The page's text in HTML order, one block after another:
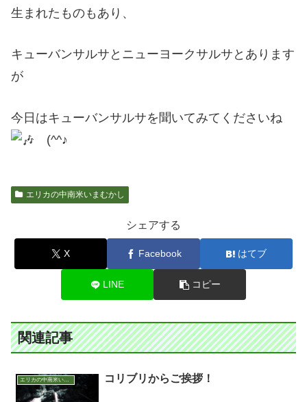
生まれたものもあり、
キューバンサルサとニューヨークサルサとあります
が
今日はキューバンサルサを聞いてみてくださいね
(^^♪
エリカの中南米いまむかし
シェアする
X Facebook はてブ
LINE コピー
関連記事
エリカの中南米いまむかし コリブリからご挨拶！